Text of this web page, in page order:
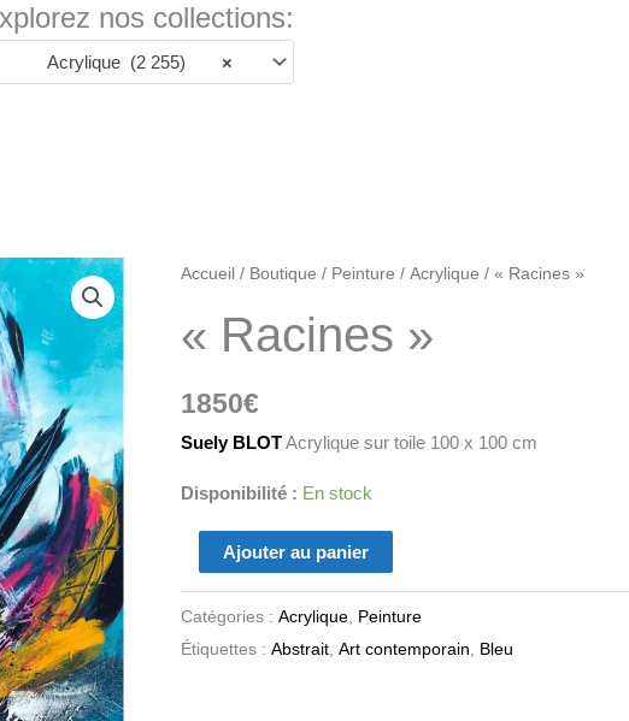
nos collections:
×
Acrylique (2 255)
Accueil / Boutique / Peinture / Acrylique / « Racines »
« Racines »
1850€
Suely BLOTAcrylique sur toile 100 x 100 cm
Disponibilité : En stock
quantité
"Racines"
Ajouter au panier
Catégories : Acrylique
Peinture
Étiquettes : Abstrait Art contemporain Bleu